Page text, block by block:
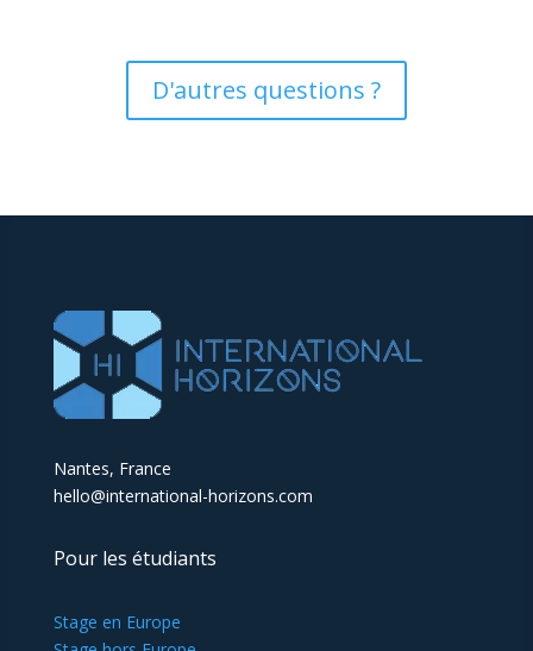
D'autres questions ?
Nantes, France
hello@international-horizons.com
Pour les étudiants
Stage en Europe